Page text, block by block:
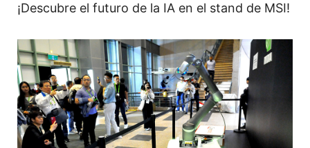
¡Descubre el futuro de la IA en el stand de MSI!